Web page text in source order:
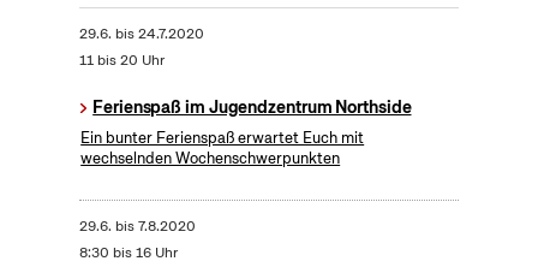
29.6. bis24.7.2020
11 bis 20 Uhr
Ferienspaß im Jugendzentrum Northside
Ein bunter Ferienspaß erwartet Euch mit
wechselnden Wochenschwerpunkten
29.6. bis7.8.2020
8:30 bis 16 Uhr